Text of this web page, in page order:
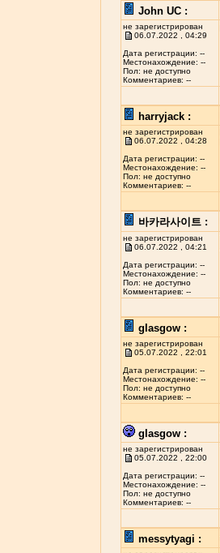
John UC :
не зарегистрирован
06.07.2022 , 04:29
Дата регистрации: --
Местонахождение: --
Пол: не доступно
Комментариев: --
harryjack :
не зарегистрирован
06.07.2022 , 04:28
Дата регистрации: --
Местонахождение: --
Пол: не доступно
Комментариев: --
바카라사이트 :
не зарегистрирован
06.07.2022 , 04:21
Дата регистрации: --
Местонахождение: --
Пол: не доступно
Комментариев: --
glasgow :
не зарегистрирован
05.07.2022 , 22:01
Дата регистрации: --
Местонахождение: --
Пол: не доступно
Комментариев: --
glasgow :
не зарегистрирован
05.07.2022 , 22:00
Дата регистрации: --
Местонахождение: --
Пол: не доступно
Комментариев: --
messytyagi :